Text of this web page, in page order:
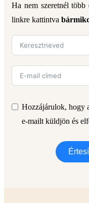
Ha nem szeretnél több
linkre kattintva
Hozzájárulok, hogy
e-mailt küldjön és